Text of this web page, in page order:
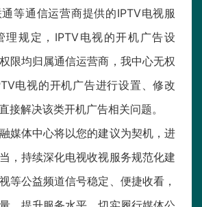
等通信运营商提供的IPTV电视服
理规定，IPTV电视的开机广告设
限均归属通信运营商，我中心无权
电视的开机广告进行设置、修改
接解决该类开机广告相关问题。
体中心将以您的建议为契机，进
，持续深化电视收视服务规范化建
等公益频道信号稳定、便捷收看，